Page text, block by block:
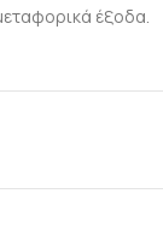
έξοδα.